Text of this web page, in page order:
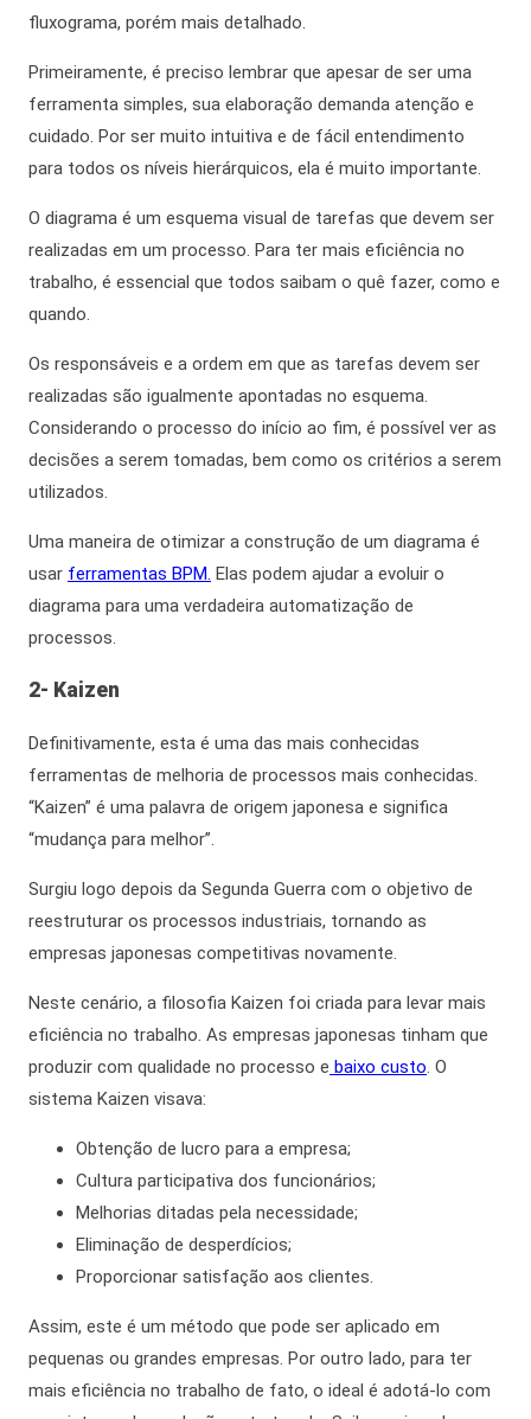
fluxograma, porém mais detalhado.
Primeiramente, é preciso lembrar que apesar de ser uma
ferramenta simples, sua elaboração demanda atenção e
cuidado. Por ser muito intuitiva e de fácil entendimento
para todos os níveis hierárquicos, ela é muito importante.
O diagrama é um esquema visual de tarefas que devem ser
realizadas em um processo. Para ter mais eficiência no
trabalho, é essencial que todos saibam o quê fazer, como e
quando.
Os responsáveis e a ordem em que as tarefas devem ser
realizadas são igualmente apontadas no esquema.
Considerando o processo do início ao fim, é possível ver as
decisões a serem tomadas, bem como os critérios a serem
utilizados.
Uma maneira de otimizar a construção de um diagrama é
usar ferramentas BPM. Elas podem ajudar a evoluir o
diagrama para uma verdadeira automatização de
processos.
2- Kaizen
Definitivamente, esta é uma das mais conhecidas
ferramentas de melhoria de processos mais conhecidas.
“Kaizen” é uma palavra de origem japonesa e significa
“mudança para melhor”.
Surgiu logo depois da Segunda Guerra com o objetivo de
reestruturar os processos industriais, tornando as
empresas japonesas competitivas novamente.
Neste cenário, a filosofia Kaizen foi criada para levar mais
eficiência no trabalho. As empresas japonesas tinham que
produzir com qualidade no processo e baixo custo. O
sistema Kaizen visava:
Obtenção de lucro para a empresa;
Cultura participativa dos funcionários;
Melhorias ditadas pela necessidade;
Eliminação de desperdícios;
Proporcionar satisfação aos clientes.
Assim, este é um método que pode ser aplicado em
pequenas ou grandes empresas. Por outro lado, para ter
mais eficiência no trabalho de fato, o ideal é adotá-lo com